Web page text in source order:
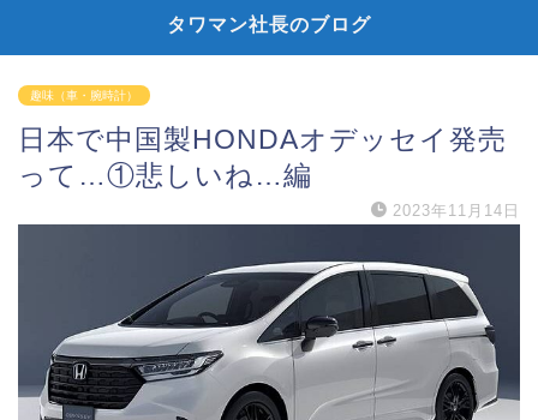
タワマン社長のブログ
趣味（車・腕時計）
日本で中国製HONDAオデッセイ発売
って…①悲しいね…編
2023年11月14日